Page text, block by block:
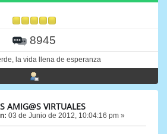
8945
la vida llena de esperanza
AMIG@S VIRTUALES
03 de Junio de 2012, 10:04:16 pm »